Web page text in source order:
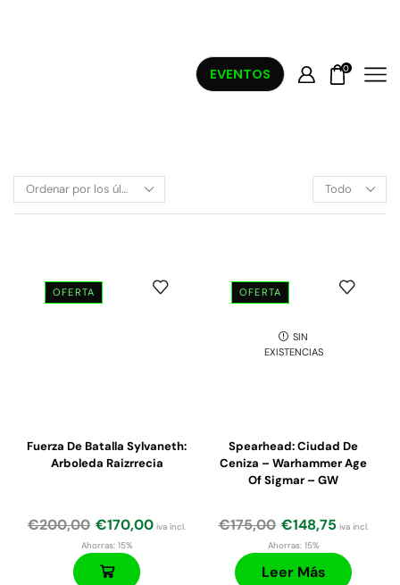
EVENTOS 0
OFERTA
Fuerza De Batalla Sylvaneth:
Arboleda Raizrrecia
€200,00 €170,00 iva incl.
Ahorras:15%
OFERTA
SIN
EXISTENCIAS
Spearhead: Ciudad De
Ceniza – Warhammer Age
Of Sigmar – GW
€175,00 €148,75 iva incl.
Ahorras:15%
Leer Más